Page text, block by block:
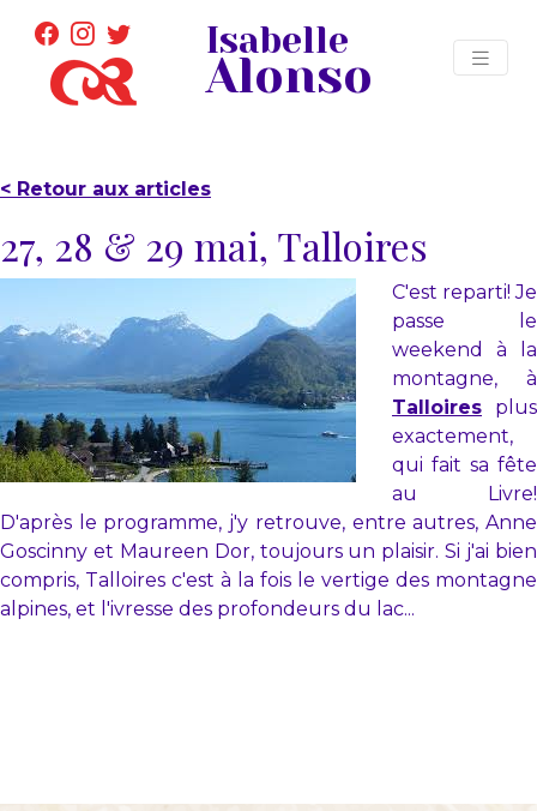
Isabelle
Alonso
< Retour aux articles
27, 28 & 29 mai, Talloires
C'est reparti! Je
passe le
weekend à la
montagne, à
Talloires plus
exactement,
qui fait sa fête
au Livre!
D'après le programme, j'y retrouve, entre autres, Anne
Goscinny et Maureen Dor, toujours un plaisir. Si j'ai bien
compris, Talloires c'est à la fois le vertige des montagne
alpines, et l'ivresse des profondeurs du lac...